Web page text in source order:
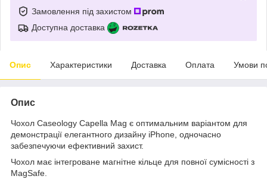
Замовлення під захистом
Доступна доставка
Опис Характеристики Доставка Оплата Умови
Опис
Чохол Caseology Capella Mag є оптимальним варіантом для
демонстрації елегантного дизайну iPhone, одночасно
забезпечуючи ефективний захист.
Чохол має інтегроване магнітне кільце для повної сумісності з
MagSafe.